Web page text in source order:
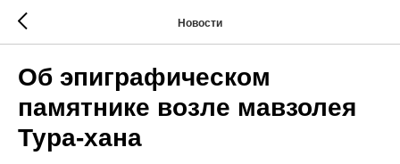
Новости
Об эпиграфическом
памятнике возле мавзолея
Тура-хана